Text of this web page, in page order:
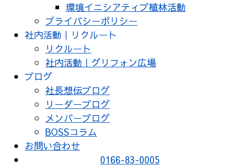
環境イニシアティブ植林活動
プライバシーポリシー
社内活動｜リクルート
リクルート
社内活動｜グリフォン広場
ブログ
社長想伝ブログ
リーダーブログ
メンバーブログ
BOSSコラム
お問い合わせ
0166-83-0005